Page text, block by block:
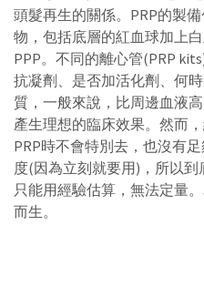
頭髮再生的關係。PRP的製
物，包括底層的紅血球加上
PPP。不同的離心管(PRP
抗凝劑、是否加活化劑、何
質，一般來說，比周邊血液
產生理想的臨床效果。然而
PRP時不會特別去，也沒有
度(因為立刻就要用)，所以
只能用經驗估算，無法定量
而生。